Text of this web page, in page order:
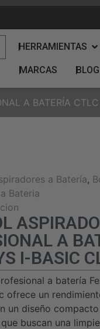
HERRAMIENTAS
MARCAS BLOG
A BATERÍA
a Batería,
Bateria
A
I-BASIC
a batería
ofrece un
un diseño
buscan una